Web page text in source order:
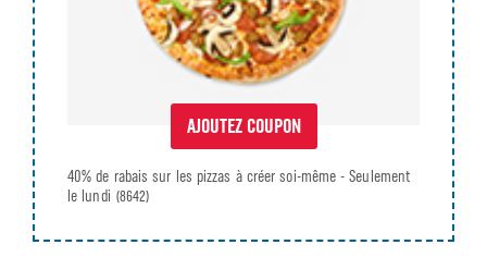
AJOUTEZ COUPON
40% de rabais sur les pizzas à créer soi-même - Seulement
le lundi (8642)